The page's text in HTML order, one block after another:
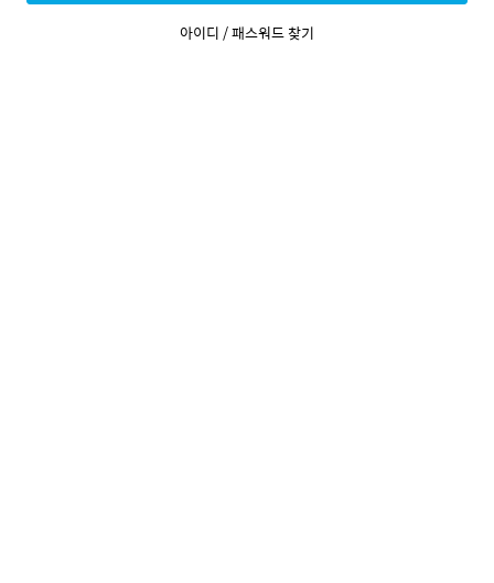
아이디 / 패스워드 찾기